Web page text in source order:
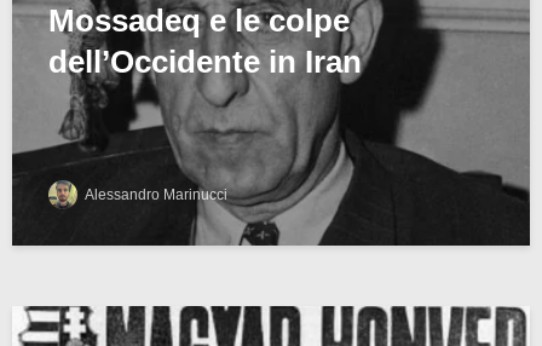
Mossadeq e le colpe
dell’Occidente in Iran
Alessandro Marinucci